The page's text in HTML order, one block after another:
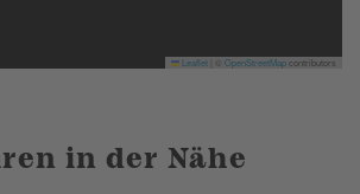
Leaflet OpenStreetMapcontributors
in der Nähe